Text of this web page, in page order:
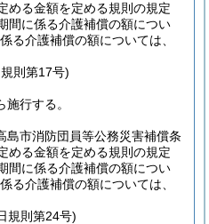
める金額を定める規則の規定
間に係る介護補償の額につい
る介護補償の額については、
規則第17号)
行する。
島市消防団員等公務災害補償条
める金額を定める規則の規定
間に係る介護補償の額につい
る介護補償の額については、
規則第24号)